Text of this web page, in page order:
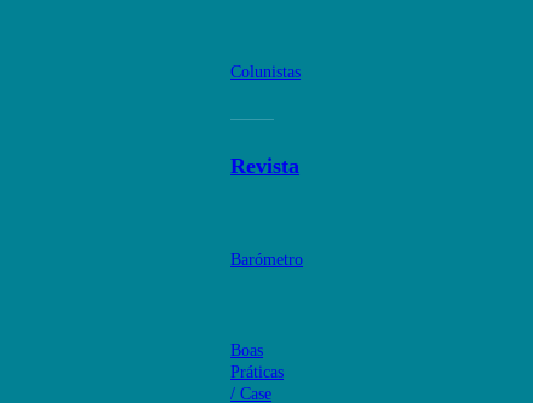
Colunistas
Revista
Barómetro
Boas
Práticas
/ Case